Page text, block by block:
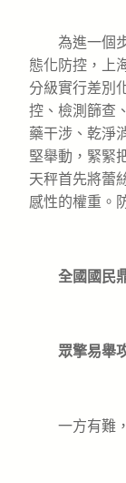
為進一個步
態化防控，上
分級實行差別
控、檢測篩查
藥干涉、乾淨
堅舉動，緊緊
天秤首先將蕾
感性的權重。
全國國民
眾擎易舉
一方有難，